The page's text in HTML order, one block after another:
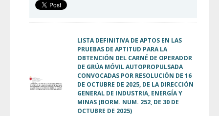
LISTA DEFINITIVA DE APTOS EN LAS
PRUEBAS DE APTITUD PARA LA
OBTENCIÓN DEL CARNÉ DE OPERADOR
DE GRÚA MÓVIL AUTOPROPULSADA
CONVOCADAS POR RESOLUCIÓN DE 16
DE OCTUBRE DE 2025, DE LA DIRECCIÓN
GENERAL DE INDUSTRIA, ENERGÍA Y
MINAS (BORM. NUM. 252, DE 30 DE
OCTUBRE DE 2025)